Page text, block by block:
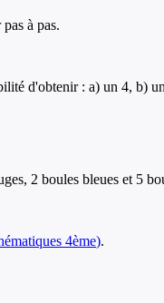
à pas.
d'obtenir : a) un 4, b)
2 boules bleues et 5
4ème).